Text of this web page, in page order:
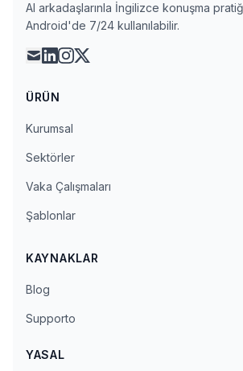
AI arkadaşlarınla İngilizce konuşma
Android'de 7/24 kullanılabilir.
maillinkedin
instagram
x
ÜRÜN
Kurumsal
Sektörler
Vaka Çalışmaları
Şablonlar
KAYNAKLAR
Blog
Supporto
YASAL